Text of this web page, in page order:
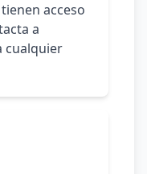
acceso
a
cualquier